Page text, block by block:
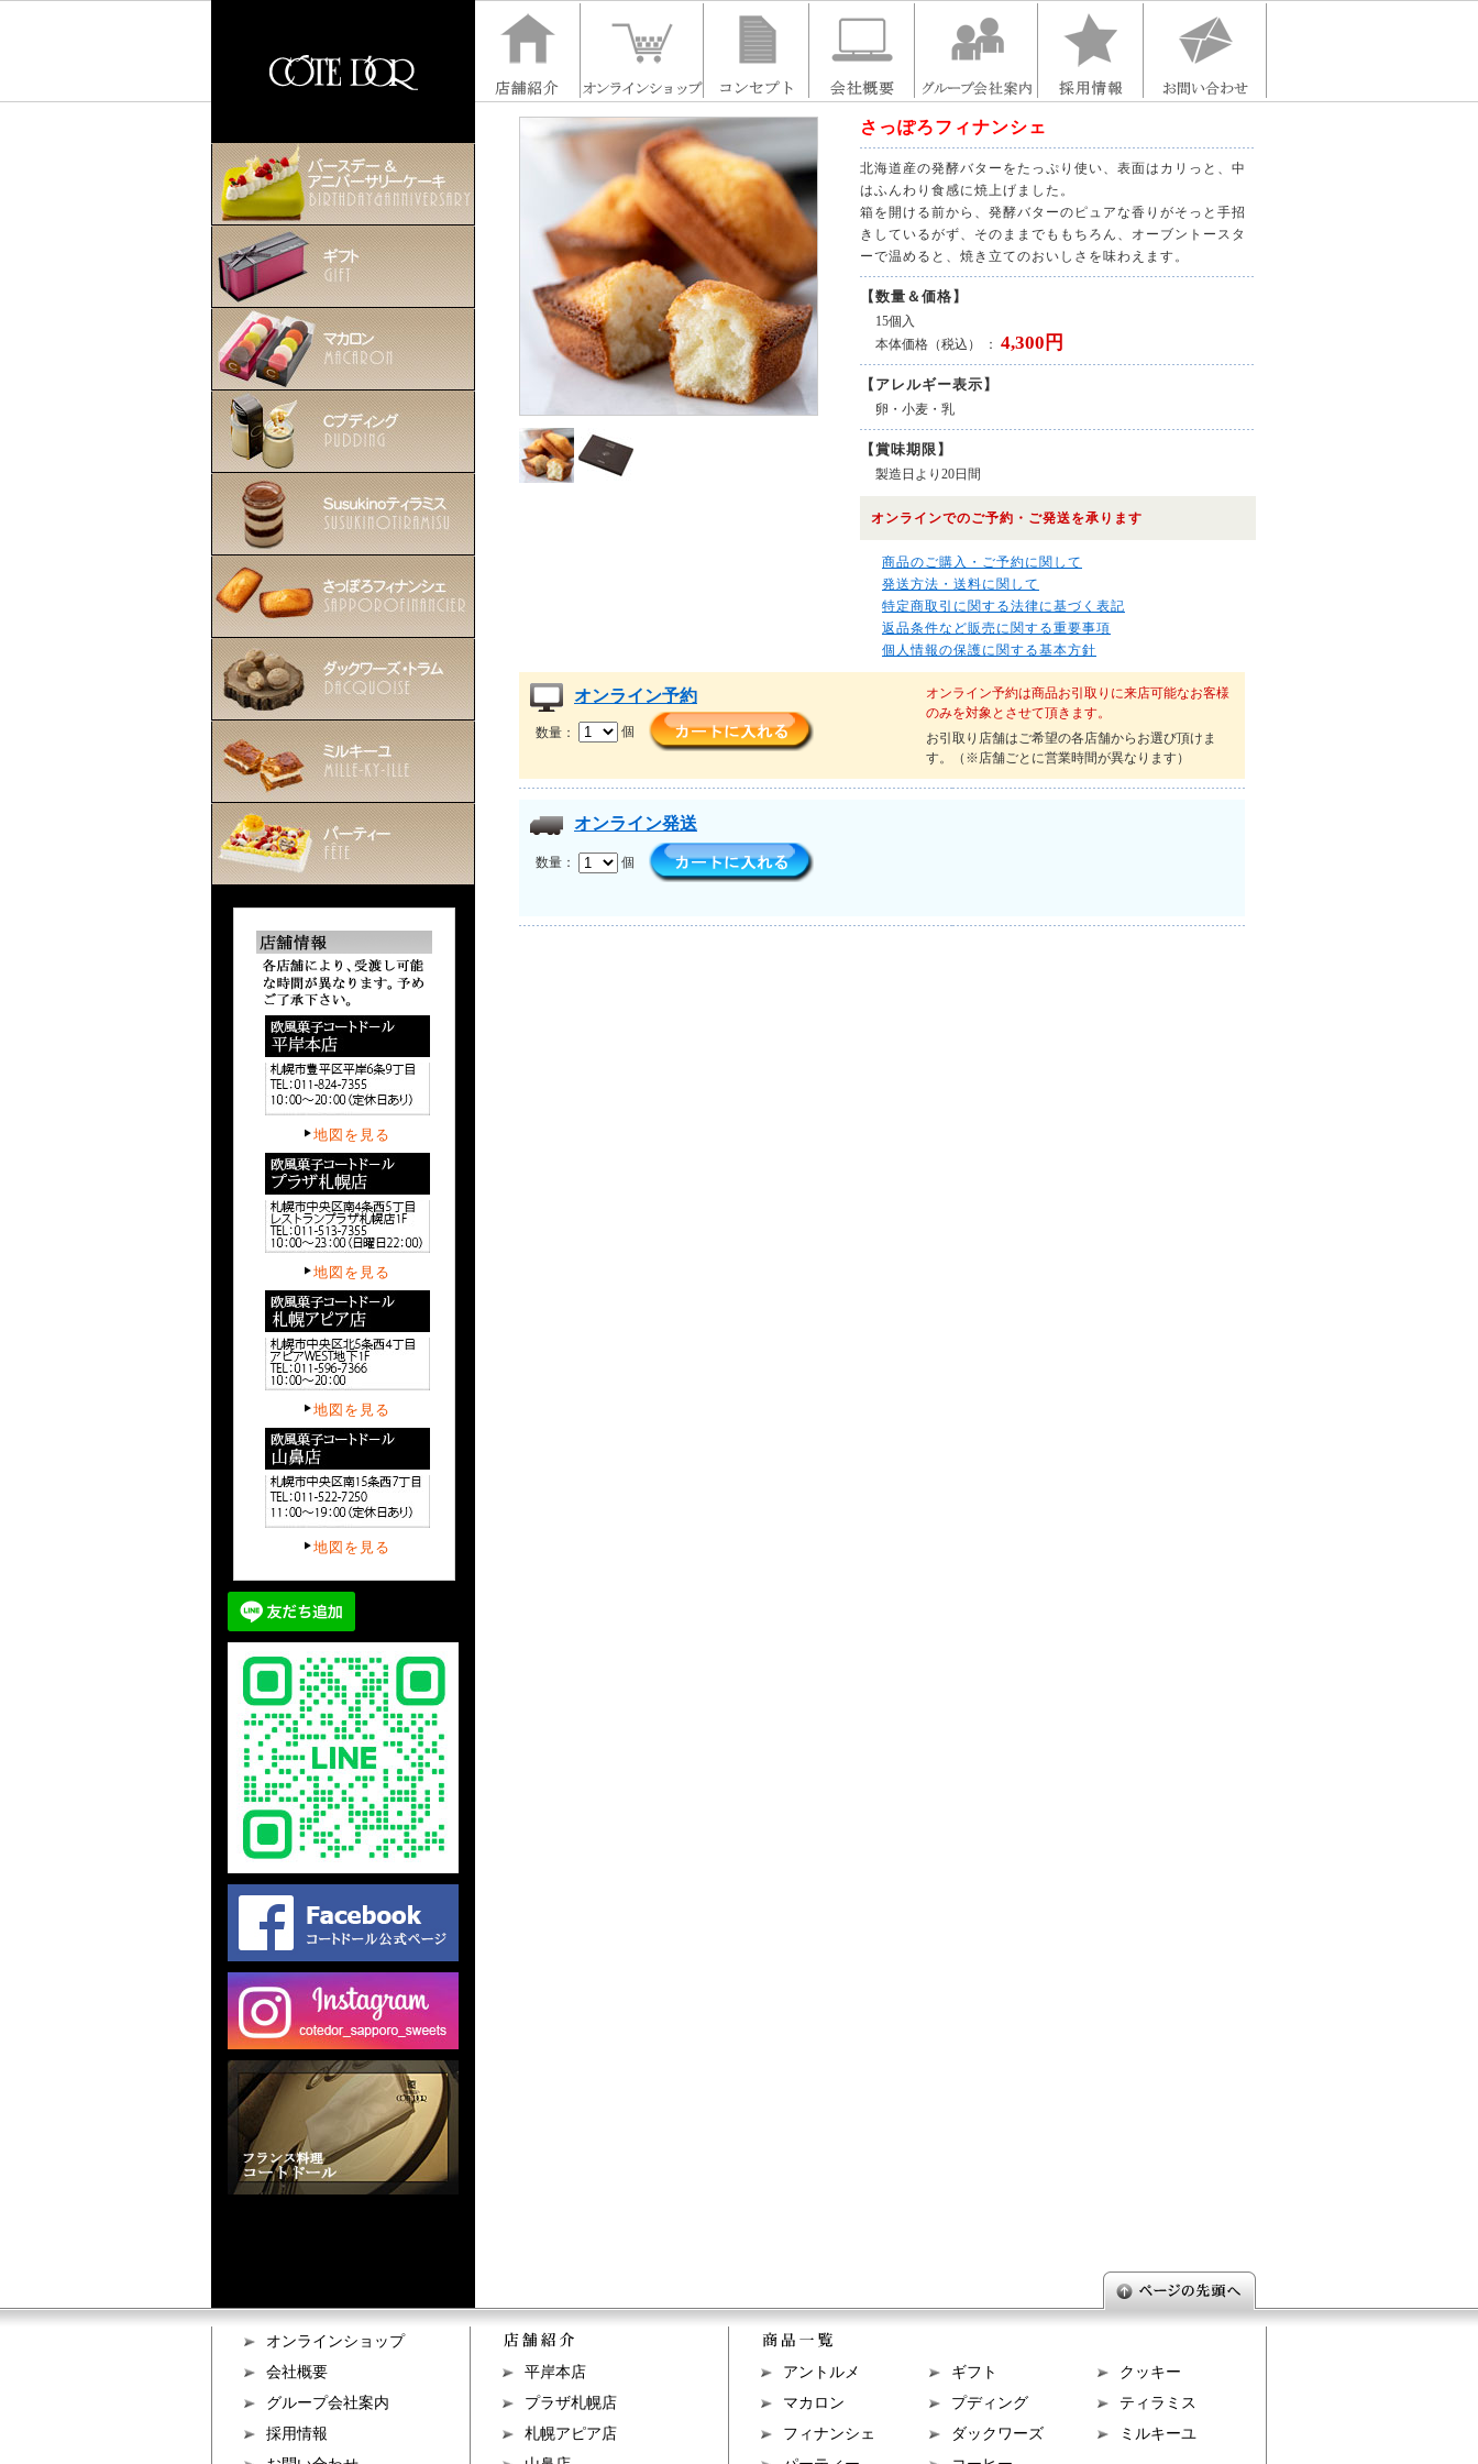
さっぽろフィナンシェ
北海道産の発酵バターをたっぷり使い、表面はカリっと、中
はふんわり食感に焼上げました。
箱を開ける前から、発酵バターのピュアな香りがそっと手招
きしているがず、そのままでももちろん、オーブントースタ
ーで温めると、焼き立てのおいしさを味わえます。
【数量＆価格】
15個入
本体価格（税込） ： 4,300円
【アレルギー表示】
卵・小麦・乳
【賞味期限】
製造日より20日間
オンラインでのご予約・ご発送を承ります
商品のご購入・ご予約に関して
発送方法・送料に関して
特定商取引に関する法律に基づく表記
返品条件など販売に関する重要事項
個人情報の保護に関する基本方針
オンライン予約
数量： 個
オンライン予約は商品お引取りに来店可能なお客様
のみを対象とさせて頂きます。
お引取り店舗はご希望の各店舗からお選び頂けま
す。（※店舗ごとに営業時間が異なります）
オンライン発送
数量： 個
地図を見る
地図を見る
地図を見る
地図を見る
オンラインショップ
会社概要
グループ会社案内
採用情報
平岸本店
プラザ札幌店
札幌アピア店
アントルメ ギフト
クッキー
マカロン
プディング
ティラミス
フィナンシェ
ダックワーズ
ミルキーユ